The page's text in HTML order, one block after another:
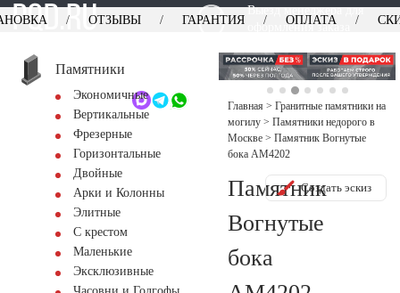
Выезд менеджера для
оформления заказа
+7 (495) 518-44-23
Обратный звонок
ОТЗЫВЫ ГАРАНТИЯ ОПЛАТА
Памятники
Экономичные
Вертикальные
Фрезерные
Горизонтальные
Двойные
Арки и Колонны
Элитные
С крестом
Маленькие
Эксклюзивные
Главная > Гранитные памятники на
могилу > Памятники недорого в
Москве > Памятник Вогнутые
бока AM4202
Памятник
Вогнутые
бока
Создать эскиз